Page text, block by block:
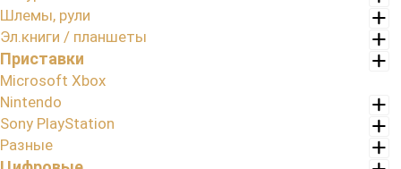
Шлемы, рули
Эл.книги / планшеты
Приставки
Microsoft Xbox
Nintendo
Sony PlayStation
Разные